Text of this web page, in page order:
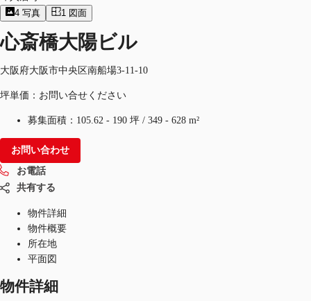
4 写真 1 図面
心斎橋大陽ビル
大阪府大阪市中央区南船場3-11-10
坪単価：お問い合せください
募集面積： 105.62 - 190 坪 / 349 - 628 m²
お問い合わせ
お電話
共有する
物件詳細
物件概要
所在地
平面図
物件詳細